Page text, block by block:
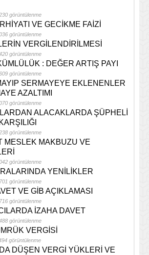
görüntülenme
VE GECİKME FAİZİ
görüntülenme
VERGİLENDİRİLMESİ
görüntülenme
: DEĞER ARTIŞ PAYI
görüntülenme
SERMAYEYE EKLENENLER
AZALTIMI
görüntülenme
ALACAKLARDA ŞÜPHELİ
görüntülenme
MESLEK MAKBUZU VE
görüntülenme
YENİLİKLER
görüntülenme
VE GİB AÇIKLAMASI
görüntülenme
İZAHA DAVET
görüntülenme
VERGİSİ
görüntülenme
DÜŞEN VERGİ YÜKLERİ VE